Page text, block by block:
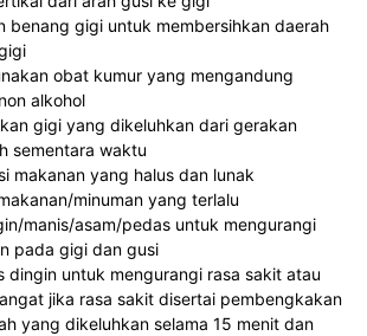
benang gigi untuk membersihkan daerah
obat kumur yang mengandung
alkohol
gigi yang dikeluhkan dari gerakan
sementara waktu
makanan yang halus dan lunak
minuman yang terlalu
manis/asam/pedas untuk mengurangi
pada gigi dan gusi
dingin untuk mengurangi rasa sakit atau
jika rasa sakit disertai pembengkakan
yang dikeluhkan selama 15 menit dan